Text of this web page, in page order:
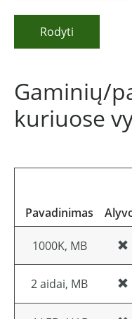
Rodyti
Gaminių/
kuriuose
Pavadinimas
1000K, MB
2 aidai, MB